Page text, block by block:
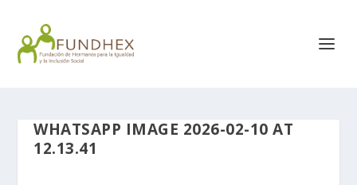
WHATSAPP IMAGE 2026-02-10 AT
12.13.41